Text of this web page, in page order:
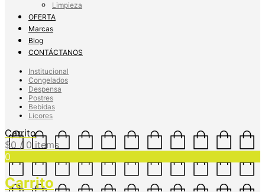
Limpieza
OFERTA
Marcas
Blog
CONTÁCTANOS
Institucional
Congelados
Despensa
Postres
Bebidas
Licores
Carrito
$0 / 0 items
0
Carrito